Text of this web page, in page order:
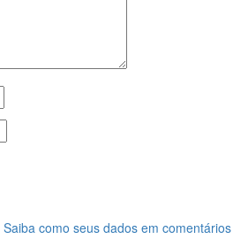
Saiba como seus dados em